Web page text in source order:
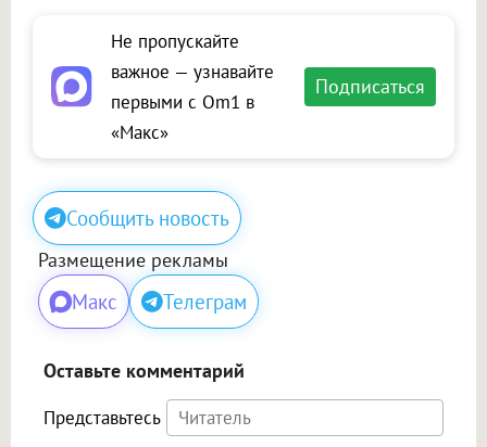
Не пропускайте
важное — узнавайте
первыми с Om1 в
«Макс»
Подписаться
Сообщить новость
Размещение рекламы
Макс Телеграм
Оставьте комментарий
Представьтесь